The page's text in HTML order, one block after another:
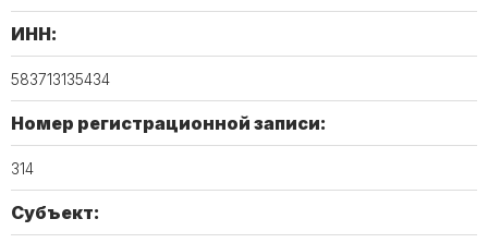
ИНН:
583713135434
Номер регистрационной записи:
314
Субъект: